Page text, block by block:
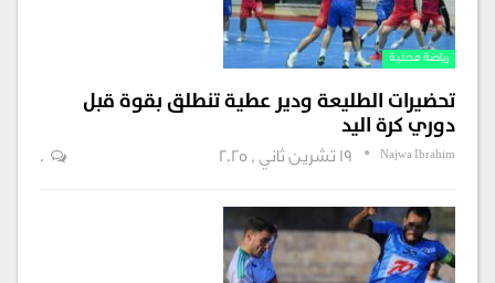
رياضة محلية
تحضيرات الطليعة ودير عطية تنطلق بقوة قبل
دوري كرة اليد
Najwa Ibrahim 19 تشرين ثاني , 2025 0